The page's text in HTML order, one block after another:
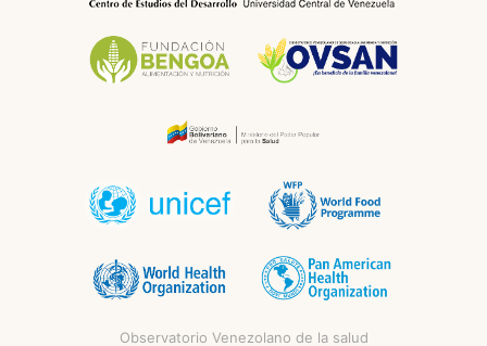
Observatorio Venezolano de la salud